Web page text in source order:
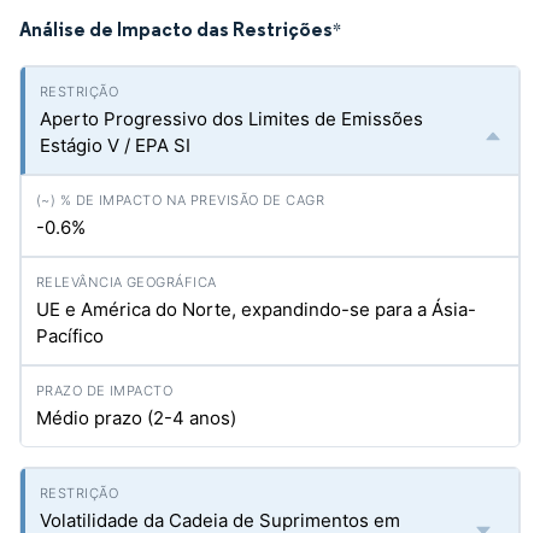
Análise de Impacto das Restrições*
Aperto Progressivo dos Limites de Emissões
Estágio V / EPA SI
-0.6%
UE e América do Norte, expandindo-se para a Ásia-
Pacífico
Médio prazo (2-4 anos)
Volatilidade da Cadeia de Suprimentos em